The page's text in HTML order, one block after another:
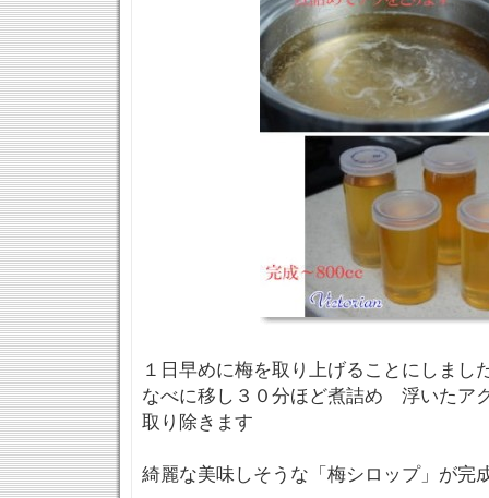
１日早めに梅を取り上げることにしまし
なべに移し３０分ほど煮詰め 浮いたア
取り除きます
綺麗な美味しそうな「梅シロップ」が完